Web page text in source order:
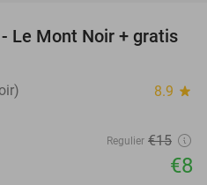
47%
Le Mont Noir + gratis
8.9 star
Regulier €15
€8